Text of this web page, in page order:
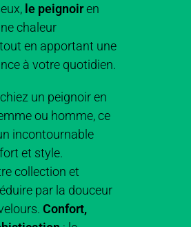
le peignoiren
chaleur
en apportant une
à votre quotidien.
un peignoir en
ou homme, ce
incontournable
et style.
collection et
par la douceur
Confort,